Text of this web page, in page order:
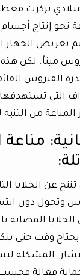
عام 2000 ميلادي
نحو إنتاج
تعريض الجهاز
ميتاً. لكن
الفيروس
التي
من التنبه
مناعة
عن الخلايا
وتحول دون
الخلايا
يحتاج وقت حتى
المشكلة
فعالة فحسب،